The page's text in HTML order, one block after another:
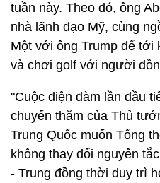
tuần này. Theo đó, ông
nhà lãnh đạo Mỹ, cùng
Một với ông Trump để
và chơi golf với người
"Cuộc điện đàm lần đầu
chuyến thăm của Thủ
Trung Quốc muốn Tổng
không thay đổi nguyên
- Trung đồng thời duy trì